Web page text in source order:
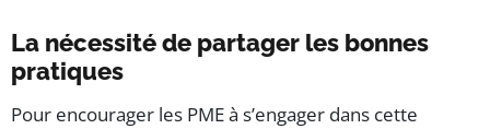
La nécessité de partager les bonnes
pratiques
Pour encourager les PME à s’engager dans cette